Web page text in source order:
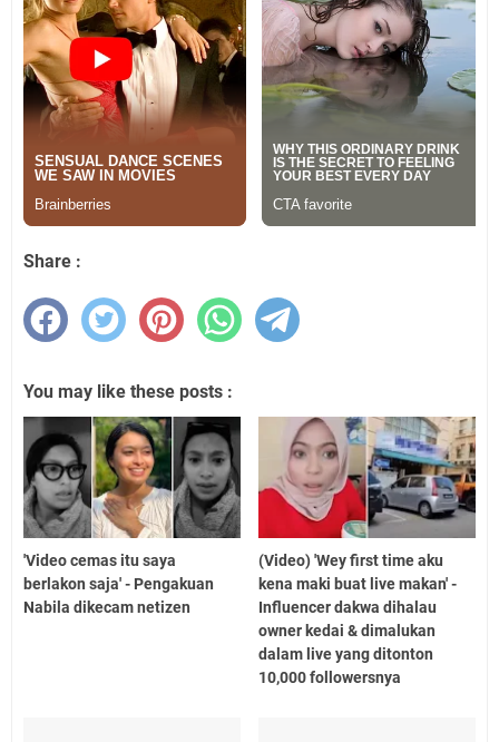
Share :
You may like these posts :
'Video cemas itu saya
berlakon saja' - Pengakuan
Nabila dikecam netizen
(Video) 'Wey first time aku
kena maki buat live makan' -
Influencer dakwa dihalau
owner kedai & dimalukan
dalam live yang ditonton
10,000 followersnya